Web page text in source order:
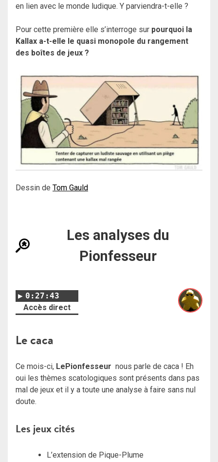
en lien avec le monde ludique. Y parviendra-t-elle ?
Pour cette première elle s’interroge sur pourquoi la
Kallax a-t-elle le quasi monopole du rangement
des boîtes de jeux ?
Dessin de Tom Gauld
Les analyses du
Pionfesseur
0:27:43
Accès direct
Le caca
Ce mois-ci, LePionfesseur nous parle de caca ! Eh
oui les thèmes scatologiques sont présents dans pas
mal de jeux et il y a toute une analyse à faire sans nul
doute.
Les jeux cités
L’extension de Pique-Plume